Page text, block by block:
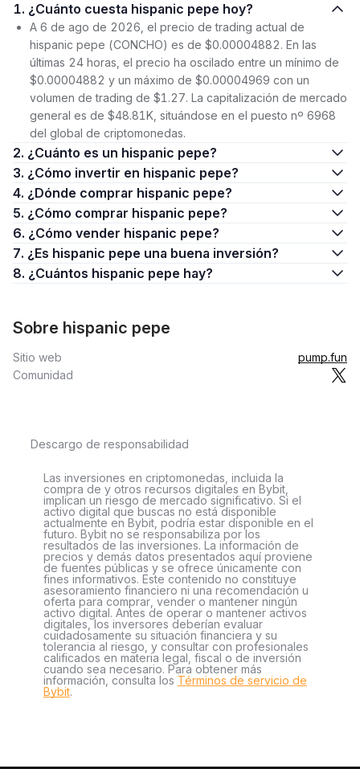
1. ¿Cuánto cuesta hispanic pepe hoy?
A 6 de ago de 2026, el precio de trading actual de
hispanic pepe (CONCHO) es de $0.00004882. En las
últimas 24 horas, el precio ha oscilado entre un mínimo de
$0.00004882 y un máximo de $0.00004969 con un
volumen de trading de $1.27. La capitalización de mercado
general es de $48.81K, situándose en el puesto nº 6968
del global de criptomonedas.
2. ¿Cuánto es un hispanic pepe?
3. ¿Cómo invertir en hispanic pepe?
4. ¿Dónde comprar hispanic pepe?
5. ¿Cómo comprar hispanic pepe?
6. ¿Cómo vender hispanic pepe?
7. ¿Es hispanic pepe una buena inversión?
8. ¿Cuántos hispanic pepe hay?
Sobre hispanic pepe
Sitio web
pump.fun
Comunidad
Descargo de responsabilidad
Las inversiones en criptomonedas, incluida la
compra de y otros recursos digitales en Bybit,
implican un riesgo de mercado significativo. Si el
activo digital que buscas no está disponible
actualmente en Bybit, podría estar disponible en el
futuro. Bybit no se responsabiliza por los
resultados de las inversiones. La información de
precios y demás datos presentados aquí proviene
de fuentes públicas y se ofrece únicamente con
fines informativos. Este contenido no constituye
asesoramiento financiero ni una recomendación u
oferta para comprar, vender o mantener ningún
activo digital. Antes de operar o mantener activos
digitales, los inversores deberían evaluar
cuidadosamente su situación financiera y su
tolerancia al riesgo, y consultar con profesionales
calificados en materia legal, fiscal o de inversión
cuando sea necesario. Para obtener más
información, consulta los Términos de servicio de
Bybit.